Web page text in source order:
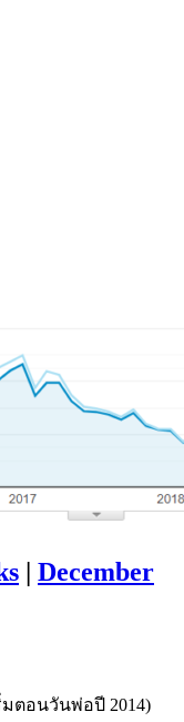
| December
ตอนวันพ่อปี 2014)